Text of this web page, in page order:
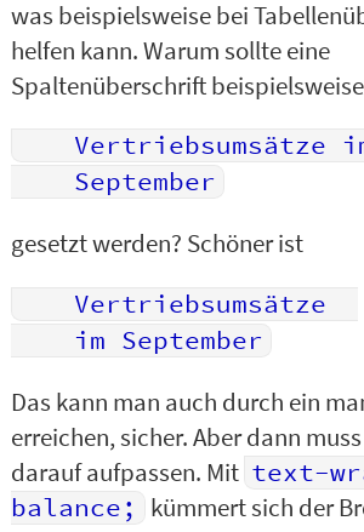
was beispielsweise bei
helfen kann. Warum sollte eine
Spaltenüberschrift
gesetzt werden? Schöner ist
Das kann man auch durch ein
erreichen, sicher. Aber dann
darauf aufpassen. Mit text-
balance;
kümmert sich der